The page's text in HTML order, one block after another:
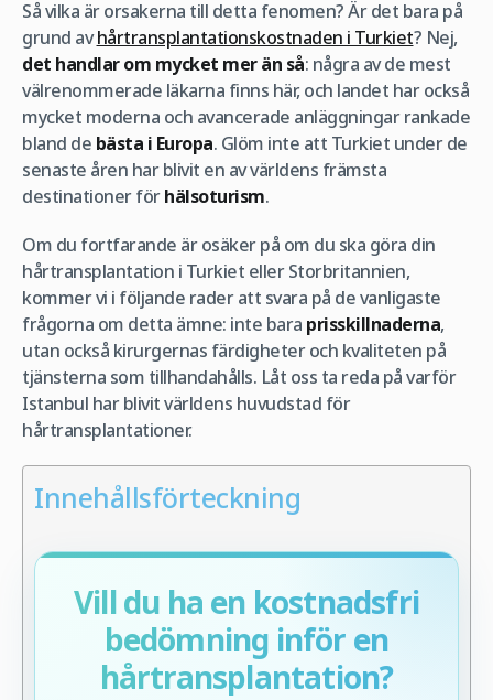
Så vilka är orsakerna till detta fenomen? Är det bara på
grund avhårtransplantationskostnaden i Turkiet? Nej,
det handlar om mycket mer än så: några av de mest
välrenommerade läkarna finns här, och landet har också
mycket moderna och avancerade anläggningar rankade
bland de bästa i Europa. Glöm inte att Turkiet under de
senaste åren har blivit en av världens främsta
destinationer förhälsoturism.
Om du fortfarande är osäker på om du ska göra din
hårtransplantation i Turkiet eller Storbritannien,
kommer vi i följande rader att svara på de vanligaste
frågorna om detta ämne: inte bara prisskillnaderna,
utan också kirurgernas färdigheter och kvaliteten på
tjänsterna som tillhandahålls. Låt oss ta reda på varför
Istanbul har blivit världens huvudstad för
hårtransplantationer.
Innehållsförteckning
Vill du ha en kostnadsfri
bedömning inför en
hårtransplantation?